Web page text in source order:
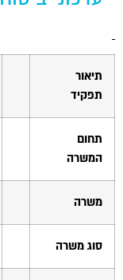
format_underlined הוסף קו תחתון
תיאור
תפקיד
תחום
המשרה
משרה
סוג משרה